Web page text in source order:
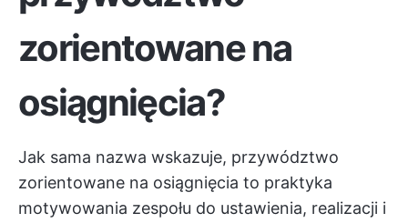
zorientowane na
osiągnięcia?
Jak sama nazwa wskazuje, przywództwo
zorientowane na osiągnięcia to praktyka
motywowania zespołu do ustawienia, realizacji i